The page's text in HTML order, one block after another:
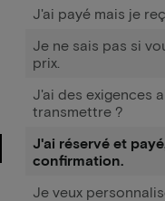
J'ai payé mais je
Je ne sais pas si
prix.
J'ai des exigences
transmettre ?
J'ai réservé et
confirmation.
Je veux